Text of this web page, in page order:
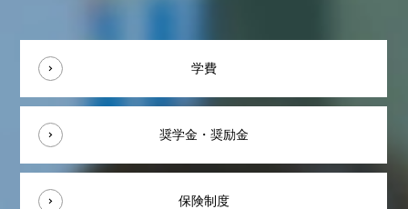
学費
奨学金・奨励金
保険制度